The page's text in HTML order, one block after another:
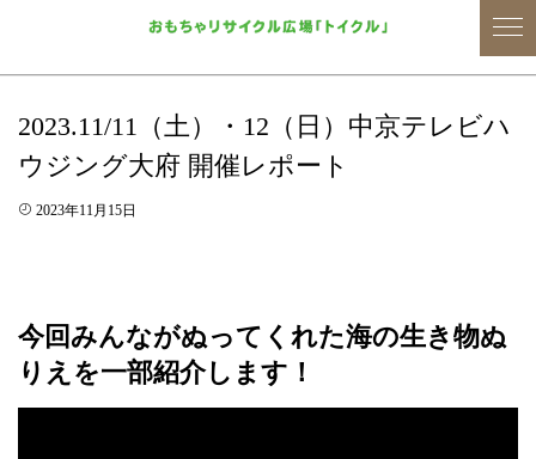
2023.11/11（土）・12（日）中京テレビハ
ウジング大府 開催レポート
2023年11月15日
今回みんながぬってくれた海の生き物ぬ
りえを一部紹介します！